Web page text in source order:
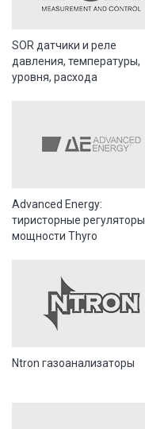
SOR датчики и реле
давления, температуры,
уровня, расхода
Advanced Energy:
тиристорные регуляторы
мощности Thyro
Ntron газоанализаторы